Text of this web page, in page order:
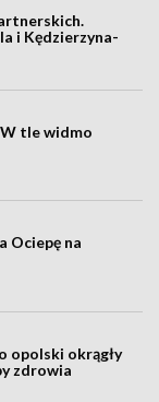
i Kędzierzyna-
tle widmo
Ociepę na
opolski okrągły
zdrowia